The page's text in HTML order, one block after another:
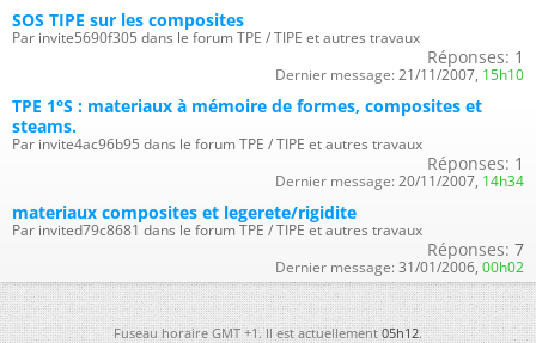
SOS TIPE sur les composites
Par invite5690f305 dans le forum TPE / TIPE et autres travaux
Réponses: 1
Dernier message: 21/11/2007, 15h10
TPE 1°S : materiaux à mémoire de formes, composites et
steams.
Par invite4ac96b95 dans le forum TPE / TIPE et autres travaux
Réponses: 1
Dernier message: 20/11/2007, 14h34
materiaux composites et legerete/rigidite
Par invited79c8681 dans le forum TPE / TIPE et autres travaux
Réponses: 7
Dernier message: 31/01/2006, 00h02
Fuseau horaire GMT +1. Il est actuellement05h12.